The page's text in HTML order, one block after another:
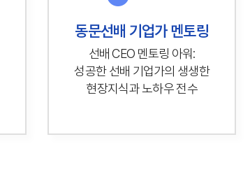
동문선배 기업가 멘토링
선배 CEO 멘토링 아워:
성공한 선배 기업가의 생생한
현장지식과 노하우 전수